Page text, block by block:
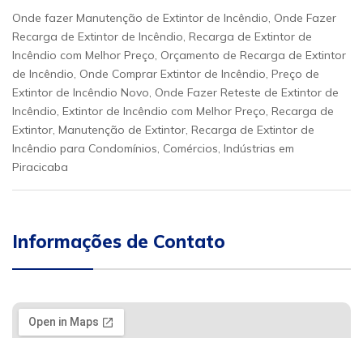
Onde fazer Manutenção de Extintor de Incêndio, Onde Fazer
Recarga de Extintor de Incêndio, Recarga de Extintor de
Incêndio com Melhor Preço, Orçamento de Recarga de Extintor
de Incêndio, Onde Comprar Extintor de Incêndio, Preço de
Extintor de Incêndio Novo, Onde Fazer Reteste de Extintor de
Incêndio, Extintor de Incêndio com Melhor Preço, Recarga de
Extintor, Manutenção de Extintor, Recarga de Extintor de
Incêndio para Condomínios, Comércios, Indústrias em
Piracicaba
Informações de Contato